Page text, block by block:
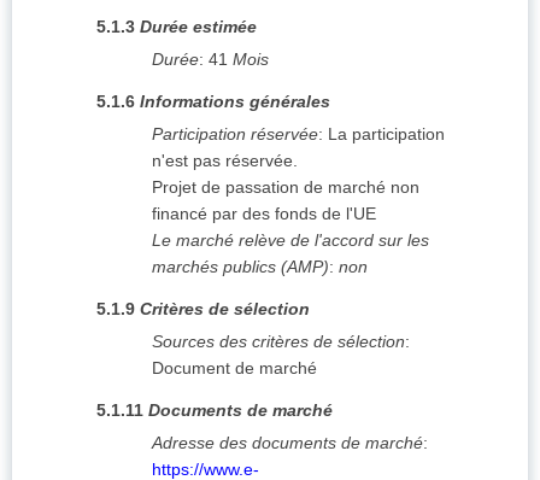
5.1.3 Durée estimée
Durée: 41 Mois
5.1.6 Informations générales
Participation réservée: La participation
n'est pas réservée.
Projet de passation de marché non
financé par des fonds de l'UE
Le marché relève de l'accord sur les
marchés publics (AMP): non
5.1.9 Critères de sélection
Sources des critères de sélection:
Document de marché
5.1.11 Documents de marché
Adresse des documents de marché:
https://www.e-